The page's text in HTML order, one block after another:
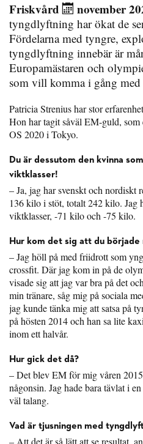
Friskvård
november
tyngdlyftning har ökat de
Fördelarna med tyngre,
tyngdlyftning innebär är
Europamästaren och
som vill komma i gång
Patricia Strenius har stor
Hon har tagit såväl EM-guld,
OS 2020 i Tokyo.
Du är dessutom den kvinna
viktklasser!
– Ja, jag har svenskt och
136 kilo i stöt, totalt 242 kilo. Jag
viktklasser, -71 kilo och -75 kilo.
Hur kom det sig att du
– Jag höll på med friidrott som
crossfit. Där jag kom in på de
visade sig att jag var bra på det
min tränare, såg mig på sociala
jag kunde tänka mig att satsa på
på hösten 2014 och han sa lite
inom ett halvår.
Hur gick det då?
– Det blev EM för mig våren
någonsin. Jag hade bara tävlat i
väl talang.
Vad är tjusningen med
– Att det är så lätt att se resultat,